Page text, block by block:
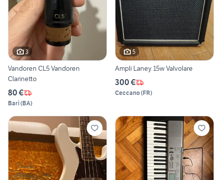
3
Vandoren CL5 Vandoren
Clarinetto
80 €
Bari(BA)
5
Ampli Laney 15w Valvolare
300 €
Ceccano(FR)